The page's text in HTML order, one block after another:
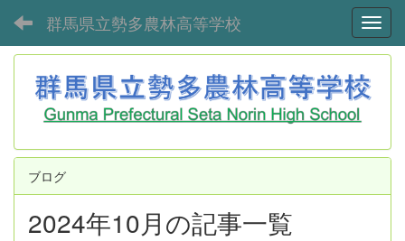
群馬県立勢多農林高等学校
ブログ
2024年10月の記事一覧